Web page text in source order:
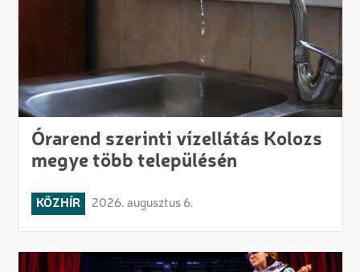
Órarend szerinti vízellátás Kolozs
megye több településén
KÖZHÍR 2026. augusztus 6.